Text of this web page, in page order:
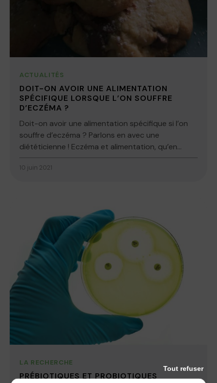
ACTUALITÉS
DOIT-ON AVOIR UNE ALIMENTATION
SPÉCIFIQUE LORSQUE L’ON SOUFFRE
D’ECZÉMA ?
Doit-on avoir une alimentation spécifique si l’on
souffre d’eczéma ? Parlons en avec une
diététicienne ! Eczéma et alimentation, qu’en...
10 juin 2021
LA RECHERCHE
PRÉBIOTIQUES ET PROBIOTIQUES
Tout refuser